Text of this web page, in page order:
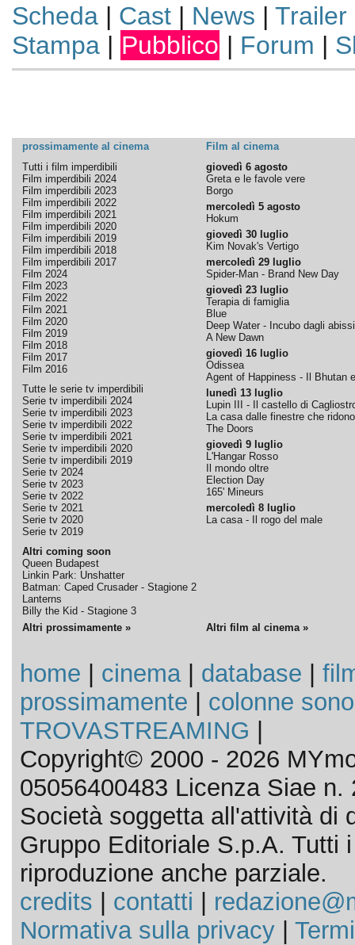
Scheda| Cast| News | Trailer
Stampa| Pubblico | Forum |
prossimamente al cinema
Film al cinema
Tutti i film imperdibili
Film imperdibili 2024
Film imperdibili 2023
Film imperdibili 2022
Film imperdibili 2021
Film imperdibili 2020
Film imperdibili 2019
Film imperdibili 2018
Film imperdibili 2017
Film 2024
Film 2023
Film 2022
Film 2021
Film 2020
Film 2019
Film 2018
Film 2017
Film 2016
Tutte le serie tv imperdibili
Serie tv imperdibili 2024
Serie tv imperdibili 2023
Serie tv imperdibili 2022
Serie tv imperdibili 2021
Serie tv imperdibili 2020
Serie tv imperdibili 2019
Serie tv 2024
Serie tv 2023
Serie tv 2022
Serie tv 2021
Serie tv 2020
Serie tv 2019
Altri coming soon
Queen Budapest
Linkin Park: Unshatter
Batman: Caped Crusader - Stagione 2
Lanterns
Billy the Kid - Stagione 3
giovedì 6 agosto
Greta e le favole vere
Borgo
mercoledì 5 agosto
Hokum
giovedì 30 luglio
Kim Novak's Vertigo
mercoledì 29 luglio
Spider-Man - Brand New Day
giovedì 23 luglio
Terapia di famiglia
Blue
Deep Water - Incubo dagli abissi
A New Dawn
giovedì 16 luglio
Odissea
Agent of Happiness - Il Bhutan
lunedì 13 luglio
Lupin III - Il castello di
La casa dalle finestre che ridono
The Doors
giovedì 9 luglio
L'Hangar Rosso
Il mondo oltre
Election Day
165' Mineurs
mercoledì 8 luglio
La casa - Il rogo del male
Altri prossimamente » Altri film al cinema »
home cinema| database
prossimamente
colonne
TROVASTREAMING
Copyright© 2000 - 2026
05056400483 Licenza Siae n.
Società soggetta all'attività di
Gruppo Editoriale S.p.A. Tutti
riproduzione anche parziale.
credits
contatti
Normativa sulla privacy|